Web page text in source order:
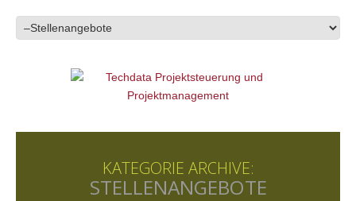
KATEGORIE ARCHIVE:
STELLENANGEBOTE